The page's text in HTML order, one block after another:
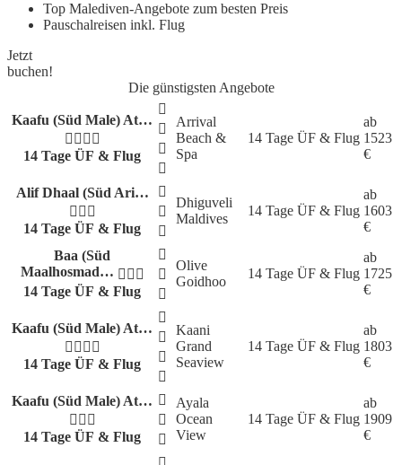
Top Malediven-Angebote zum besten Preis
Pauschalreisen inkl. Flug
Jetzt
buchen!
Die günstigsten Angebote
Kaafu (Süd Male) At…
14 Tage ÜF & Flug
Arrival
Beach &
Spa
14 Tage ÜF & Flug
ab
1523
€
Alif Dhaal (Süd Ari…
14 Tage ÜF & Flug
Dhiguveli
Maldives
14 Tage ÜF & Flug
ab
1603
€
Baa (Süd
Maalhosmad…
14 Tage ÜF & Flug
Olive
Goidhoo
14 Tage ÜF & Flug
ab
1725
€
Kaafu (Süd Male) At…
14 Tage ÜF & Flug
Kaani
Grand
Seaview
14 Tage ÜF & Flug
ab
1803
€
Kaafu (Süd Male) At…
14 Tage ÜF & Flug
Ayala
Ocean
View
14 Tage ÜF & Flug
ab
1909
€